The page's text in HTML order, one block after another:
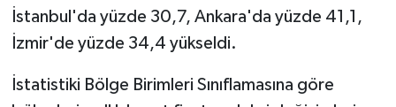
İstanbul'da yüzde 30,7, Ankara'da yüzde 41,1,
İzmir'de yüzde 34,4 yükseldi.
İstatistiki Bölge Birimleri Sınıflamasına göre